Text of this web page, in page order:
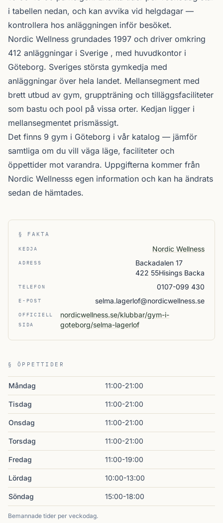
i tabellen nedan, och kan avvika vid helgdagar —
kontrollera hos anläggningen inför besöket.
Nordic Wellness grundades 1997 och driver omkring
412 anläggningar i Sverige , med huvudkontor i
Göteborg. Sveriges största gymkedja med
anläggningar över hela landet. Mellansegment med
brett utbud av gym, gruppträning och tilläggsfaciliteter
som bastu och pool på vissa orter. Kedjan ligger i
mellansegmentet prismässigt.
Det finns 9 gym i Göteborg i vår katalog — jämför
samtliga om du vill väga läge, faciliteter och
öppettider mot varandra. Uppgifterna kommer från
Nordic Wellnesss egen information och kan ha ändrats
sedan de hämtades.
§ FAKTA
KEDJA Nordic Wellness
ADRESS
Backadalen 17
422 55Hisings Backa
TELEFON 0107-099 430
E-POST selma.lagerlof@nordicwellness.se
OFFICIELL
SIDA
nordicwellness.se/klubbar/gym-i-
goteborg/selma-lagerlof
§ ÖPPETTIDER
Måndag 11:00-21:00
Tisdag 11:00-21:00
Onsdag 11:00-21:00
Torsdag 11:00-21:00
Fredag 11:00-19:00
Lördag 10:00-13:00
Söndag 15:00-18:00
Bemannade tider per veckodag.